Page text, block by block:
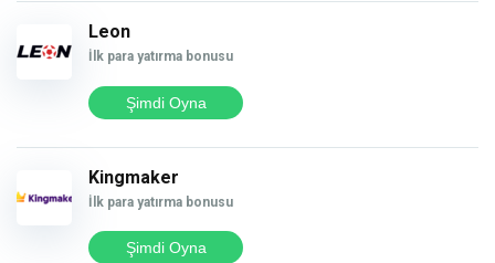
Leon
İlk para yatırma bonusu
Şimdi Oyna
Kingmaker
İlk para yatırma bonusu
Şimdi Oyna